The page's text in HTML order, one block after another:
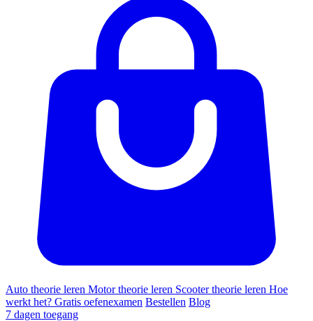
Auto theorie leren Motor theorie leren Scooter theorie leren Hoe
werkt het? Gratis oefenexamen Bestellen Blog
7 dagen toegang